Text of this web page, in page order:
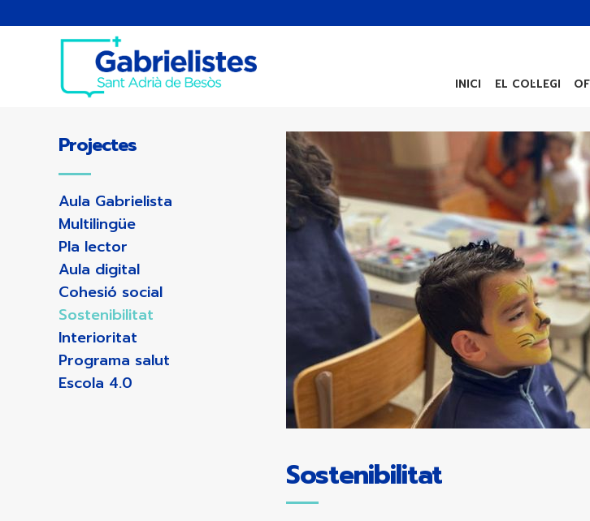
INICI EL COL·LEGI
Sostenibilitat
Projectes
Aula Gabrielista
Multilingüe
Pla lector
Aula digital
Cohesió social
Sostenibilitat
Interioritat
Programa salut
Escola 4.0